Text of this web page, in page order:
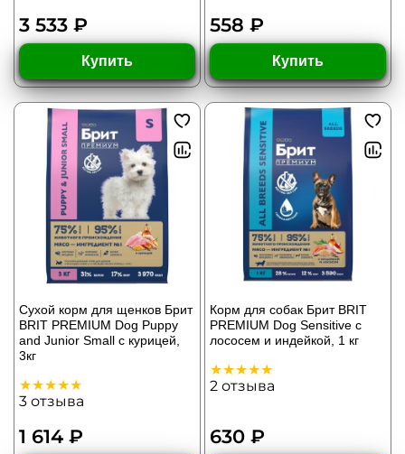
3 533 ₽
Купить
558 ₽
Купить
Сухой корм для щенков Брит
BRIT PREMIUM Dog Puppy
and Junior Small с курицей,
3кг
3 отзыва
1 614 ₽
Корм для собак Брит BRIT
PREMIUM Dog Sensitive с
лососем и индейкой, 1 кг
2 отзыва
630 ₽